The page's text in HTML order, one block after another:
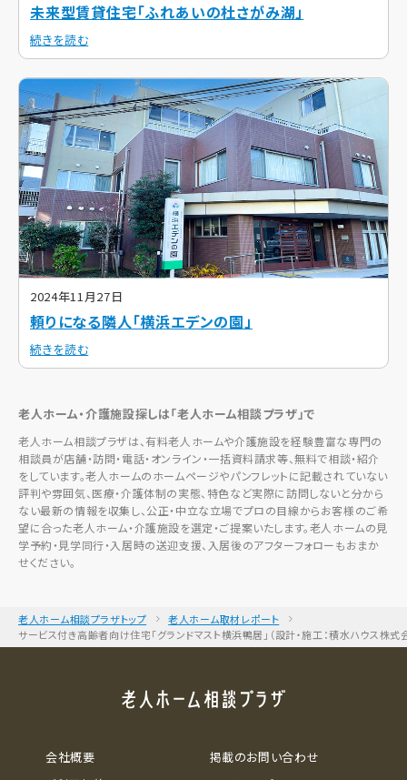
未来型賃貸住宅「ふれあいの杜さがみ湖」
続きを読む
2024年11月27日
頼りになる隣人「横浜エデンの園」
続きを読む
老人ホーム・介護施設探しは「老人ホーム相談プラザ」で
老人ホーム相談プラザは、有料老人ホームや介護施設を経験豊富な専門の
相談員が店舗・訪問・電話・オンライン・一括資料請求等、無料で相談・紹介
をしています。老人ホームのホームページやパンフレットに記載されていない
評判や雰囲気、医療・介護体制の実態、特色など実際に訪問しないと分から
ない最新の情報を収集し、公正・中立な立場でプロの目線からお客様のご希
望に合った老人ホーム・介護施設を選定・ご提案いたします。老人ホームの見
学予約・見学同行・入居時の送迎支援、入居後のアフターフォローもおまか
せください。
老人ホーム相談プラザトップ
老人ホーム取材レポート
サービス付き高齢者向け住宅「グランドマスト横浜鴨居」（設計・施工：積水ハウス株
会社概要
掲載のお問い合わせ